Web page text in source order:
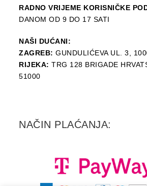
RADNO VRIJEME KORISNIČKE
DANOM OD 9 DO 17 SATI
NAŠI DUĆANI:
ZAGREB: GUNDULIĆEVA UL. 3,
RIJEKA: TRG 128 BRIGADE
51000
NAČIN PLAĆANJA: